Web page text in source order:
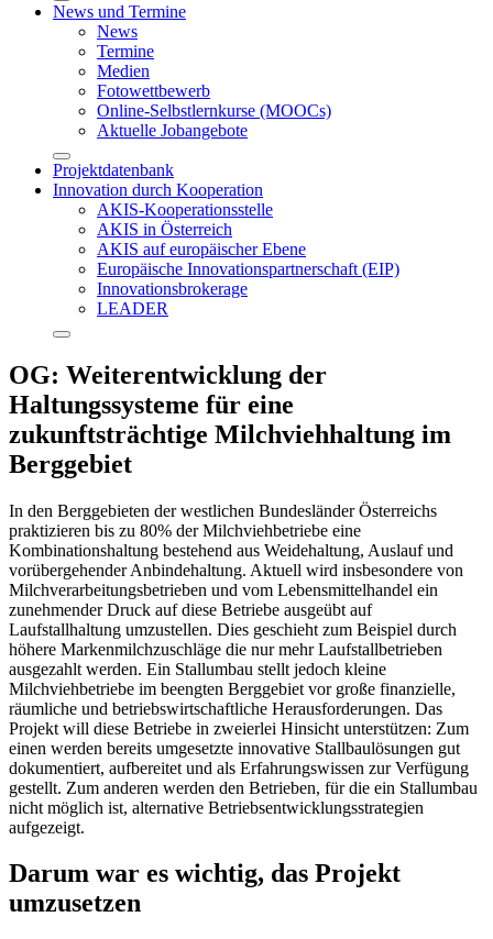
News und Termine
News
Termine
Medien
Fotowettbewerb
Online-Selbstlernkurse (MOOCs)
Aktuelle Jobangebote
Projektdatenbank
Innovation durch Kooperation
AKIS-Kooperationsstelle
AKIS in Österreich
AKIS auf europäischer Ebene
Europäische Innovationspartnerschaft (EIP)
Innovationsbrokerage
LEADER
OG: Weiterentwicklung der
Haltungssysteme für eine
zukunftsträchtige Milchviehhaltung im
Berggebiet
In den Berggebieten der westlichen Bundesländer Österreichs
praktizieren bis zu 80% der Milchviehbetriebe eine
Kombinationshaltung bestehend aus Weidehaltung, Auslauf und
vorübergehender Anbindehaltung. Aktuell wird insbesondere von
Milchverarbeitungsbetrieben und vom Lebensmittelhandel ein
zunehmender Druck auf diese Betriebe ausgeübt auf
Laufstallhaltung umzustellen. Dies geschieht zum Beispiel durch
höhere Markenmilchzuschläge die nur mehr Laufstallbetrieben
ausgezahlt werden. Ein Stallumbau stellt jedoch kleine
Milchviehbetriebe im beengten Berggebiet vor große finanzielle,
räumliche und betriebswirtschaftliche Herausforderungen. Das
Projekt will diese Betriebe in zweierlei Hinsicht unterstützen: Zum
einen werden bereits umgesetzte innovative Stallbaulösungen gut
dokumentiert, aufbereitet und als Erfahrungswissen zur Verfügung
gestellt. Zum anderen werden den Betrieben, für die ein Stallumbau
nicht möglich ist, alternative Betriebsentwicklungsstrategien
aufgezeigt.
Darum war es wichtig, das Projekt
umzusetzen